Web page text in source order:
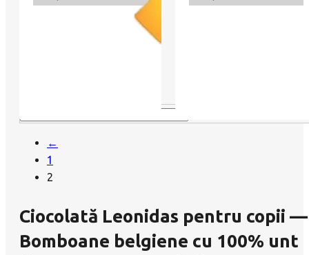
←
1
2
Ciocolată Leonidas pentru copii —
Bomboane belgiene cu 100% unt